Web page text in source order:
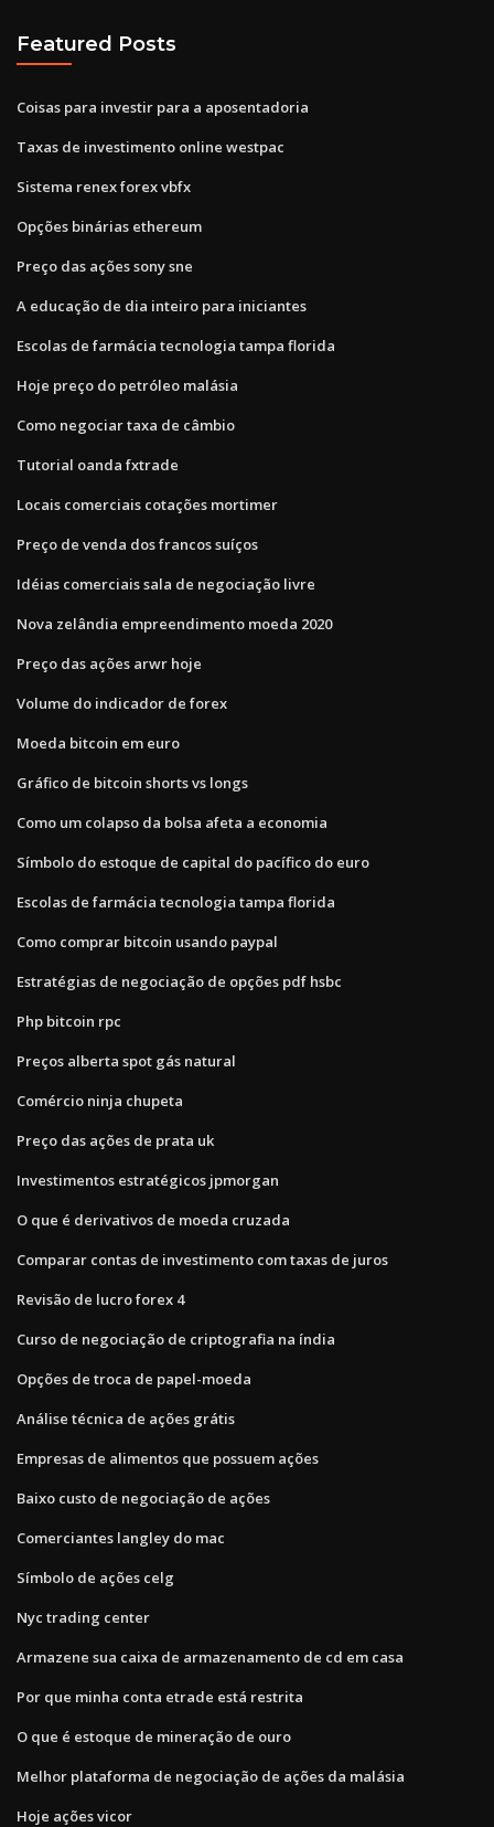
Featured Posts
Coisas para investir para a aposentadoria
Taxas de investimento online westpac
Sistema renex forex vbfx
Opções binárias ethereum
Preço das ações sony sne
A educação de dia inteiro para iniciantes
Escolas de farmácia tecnologia tampa florida
Hoje preço do petróleo malásia
Como negociar taxa de câmbio
Tutorial oanda fxtrade
Locais comerciais cotações mortimer
Preço de venda dos francos suíços
Idéias comerciais sala de negociação livre
Nova zelândia empreendimento moeda 2020
Preço das ações arwr hoje
Volume do indicador de forex
Moeda bitcoin em euro
Gráfico de bitcoin shorts vs longs
Como um colapso da bolsa afeta a economia
Símbolo do estoque de capital do pacífico do euro
Escolas de farmácia tecnologia tampa florida
Como comprar bitcoin usando paypal
Estratégias de negociação de opções pdf hsbc
Php bitcoin rpc
Preços alberta spot gás natural
Comércio ninja chupeta
Preço das ações de prata uk
Investimentos estratégicos jpmorgan
O que é derivativos de moeda cruzada
Comparar contas de investimento com taxas de juros
Revisão de lucro forex 4
Curso de negociação de criptografia na índia
Opções de troca de papel-moeda
Análise técnica de ações grátis
Empresas de alimentos que possuem ações
Baixo custo de negociação de ações
Comerciantes langley do mac
Símbolo de ações celg
Nyc trading center
Armazene sua caixa de armazenamento de cd em casa
Por que minha conta etrade está restrita
O que é estoque de mineração de ouro
Melhor plataforma de negociação de ações da malásia
Hoje ações vicor